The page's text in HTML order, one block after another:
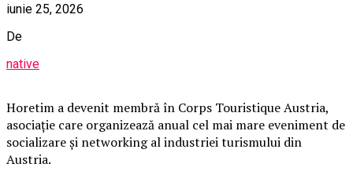
iunie 25, 2026
De
native
Horetim a devenit membră în Corps Touristique Austria,
asociație care organizează anual cel mai mare eveniment de
socializare și networking al industriei turismului din
Austria.